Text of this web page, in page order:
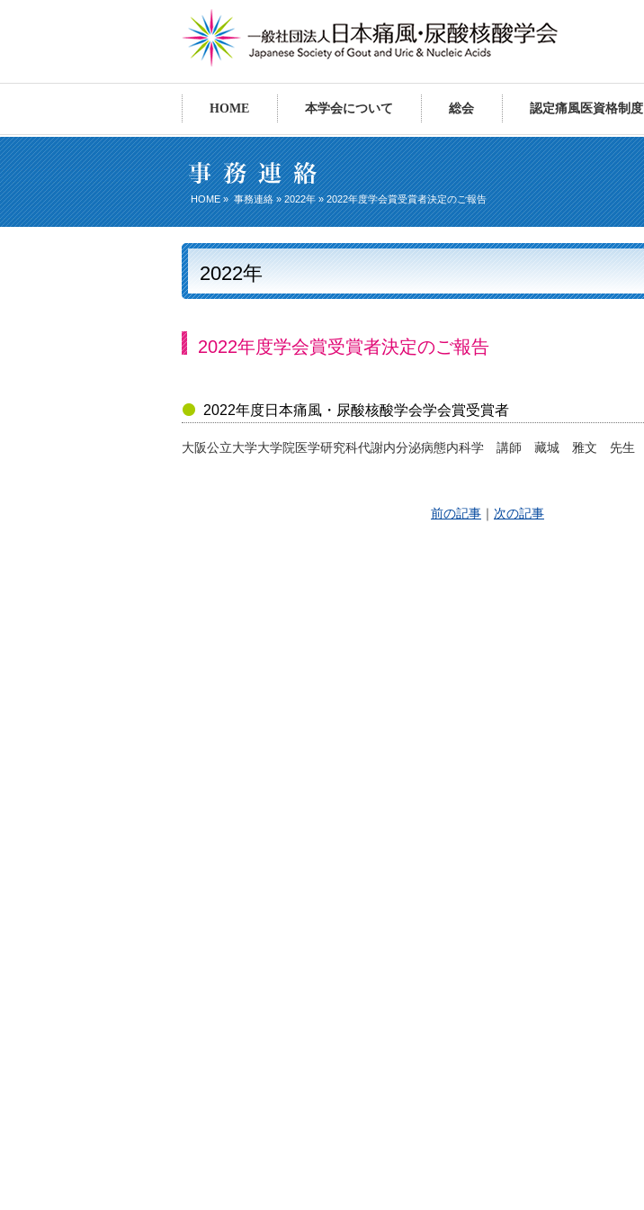
HOME 本学会について 総会 認定痛風医資格制度
HOME»事務連絡»2022年» 2022年度学会賞受賞者決定のご報告
2022年
2022年度学会賞受賞者決定のご報告
2022年度日本痛風・尿酸核酸学会学会賞受賞者
大阪公立大学大学院医学研究科代謝内分泌病態内科学 講師 藏城 雅文 先生
前の記事 ｜ 次の記事